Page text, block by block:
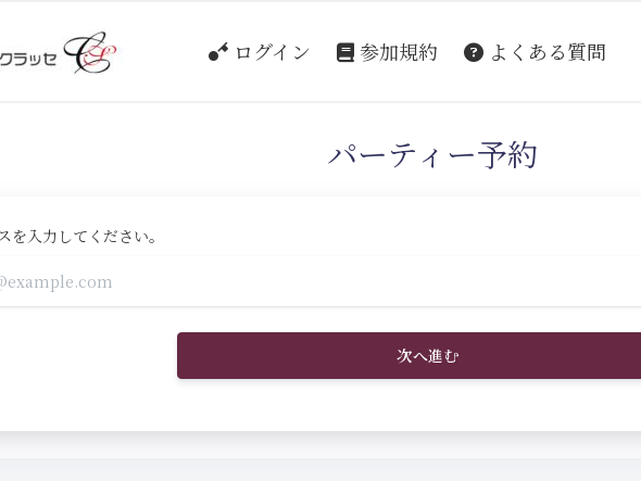
ログイン 参加規約 よくある質問
パーティー予約
を入力してください。
次へ進む